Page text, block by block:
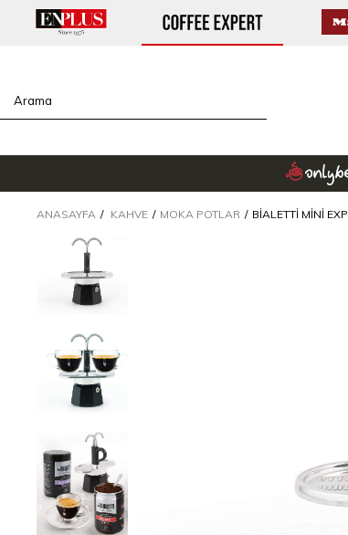
ANASAYFA KAHVE MOKA POTLAR BIALETTI MINI